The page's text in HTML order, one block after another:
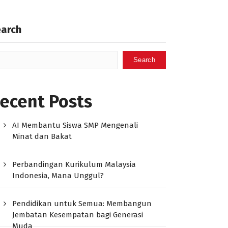
Search
Posts
AI Membantu Siswa SMP Mengenali
Minat dan Bakat
Perbandingan Kurikulum Malaysia
Indonesia, Mana Unggul?
Pendidikan untuk Semua: Membangun
Jembatan Kesempatan bagi Generasi
Muda